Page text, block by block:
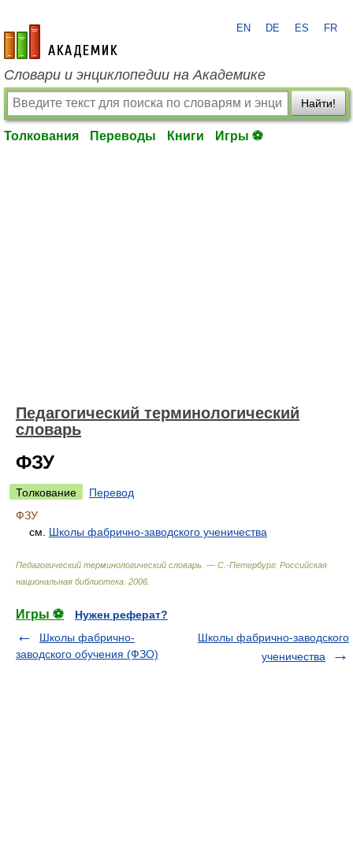
academic.ru
EN DE ES FR
Словари и энциклопедии на Академике
Найти!
Толкования Переводы Книги Игры ⚽
Педагогический терминологический
словарь
ФЗУ
Толкование
Перевод
ФЗУ
см. Школы фабрично-заводского ученичества
Педагогический терминологический словарь. — С.-Петербург: Российская
национальная библиотека 2006
Игры ⚽
Нужен реферат?
Школы фабрично-
заводского обучения (ФЗО)
Школы фабрично-заводского
ученичества